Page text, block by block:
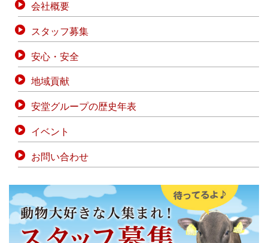
会社概要
スタッフ募集
安心・安全
地域貢献
安堂グループの歴史年表
イベント
お問い合わせ